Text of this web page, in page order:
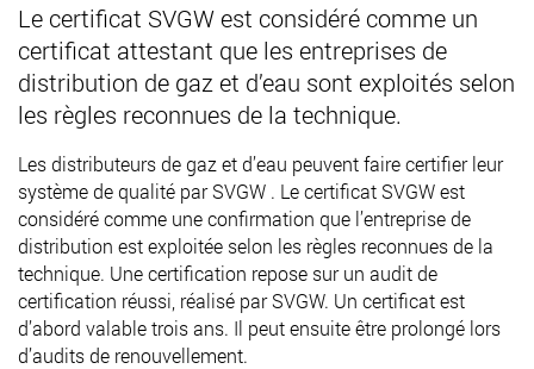
Le certificat SVGW est considéré comme un
certificat attestant que les entreprises de
distribution de gaz et d’eau sont exploités selon
les règles reconnues de la technique.
Les distributeurs de gaz et d’eau peuvent faire certifier leur
système de qualité par SVGW . Le certificat SVGW est
considéré comme une confirmation que l’entreprise de
distribution est exploitée selon les règles reconnues de la
technique. Une certification repose sur un audit de
certification réussi, réalisé par SVGW. Un certificat est
d’abord valable trois ans. Il peut ensuite être prolongé lors
d’audits de renouvellement.